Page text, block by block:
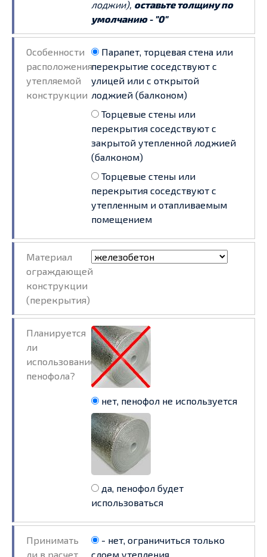
лоджии), оставьте толщину по
умолчанию - "0"
Особенности
расположения
утепляемой
конструкции
Парапет, торцевая стена или
перекрытие соседствуют с
улицей или с открытой
лоджией (балконом)
Торцевые стены или
перекрытия соседствуют с
закрытой утепленной лоджией
(балконом)
Торцевые стены или
перекрытия соседствуют с
утепленным и отапливаемым
помещением
Материал
ограждающей
конструкции
(перекрытия)
Планируется
ли
использование
пенофола?
нет, пенофол не используется
да, пенофол будет
использоваться
Принимать
ли в расчет
- нет, ограничиться только
слоем утепления